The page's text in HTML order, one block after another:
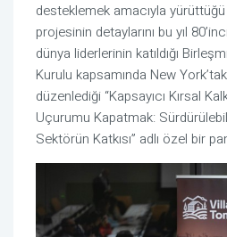
desteklemek amacıyla yürüttüğü
projesinin detaylarını bu yıl
dünya liderlerinin katıldığı
Kurulu kapsamında New
düzenlediği “Kapsayıcı Kırsal
Uçurumu Kapatmak:
Sektörün Katkısı” adlı özel bir